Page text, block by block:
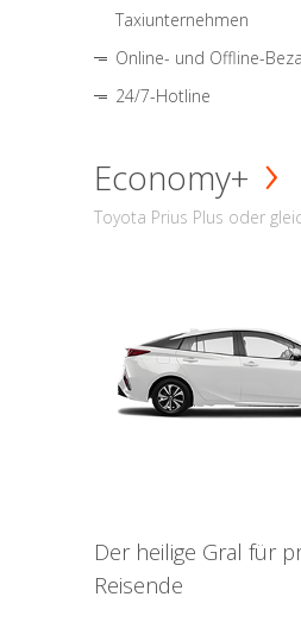
Taxiunternehmen
Online- und Offline-
24/7-Hotline
Economy+
Toyota Prius Plus oder
Der heilige Gral für
Reisende